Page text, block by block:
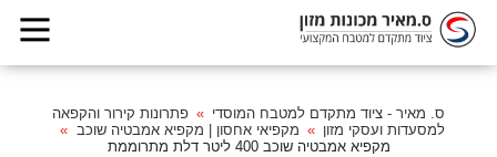
ס. מאיר - ציוד מתקדם למטבח המוסדי
פתרונות קירור והקפאה
למסעדות ועסקי מזון
מקפיאי אחסון | מקפיא אמבטיה שוכב
מקפיא אמבטיה שוכב 400 ליטר דלת מתרוממת